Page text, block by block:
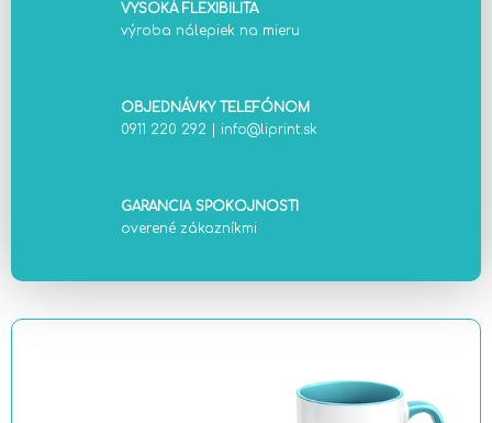
VYSOKÁ FLEXIBILITA
výroba nálepiek na mieru
OBJEDNÁVKY TELEFÓNOM
0911 220 292
info@liprint.sk
GARANCIA SPOKOJNOSTI
overené zákazníkmi